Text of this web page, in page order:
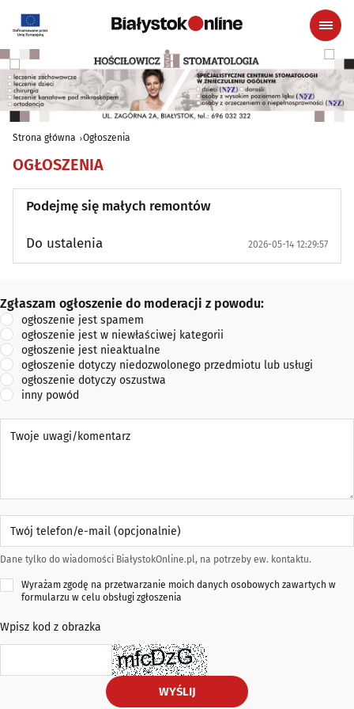
Strona główna Ogłoszenia
OGŁOSZENIA
Podejmę się małych remontów
Do ustalenia 2026-05-14 12:29:57
Zgłaszam ogłoszenie do moderacji z powodu:
Zgłaszam ogłoszenie do moderacji z powodu:
ogłoszenie jest spamem
ogłoszenie jest w niewłaściwej kategorii
ogłoszenie jest nieaktualne
ogłoszenie dotyczy niedozwolonego przedmiotu lub usługi
ogłoszenie dotyczy oszustwa
inny powód
Dane tylko do wiadomości BiałystokOnline.pl, na potrzeby ew. kontaktu.
Wyrażam zgodę na przetwarzanie moich danych osobowych zawartych w
formularzu w celu obsługi zgłoszenia
Wpisz kod z obrazka
WYŚLIJ